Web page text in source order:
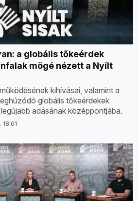
a globális tőkeérdek
mögé nézett a Nyílt
kihívásai, valamint a
globális tőkeérdekek
adásának középpontjába.
18:01